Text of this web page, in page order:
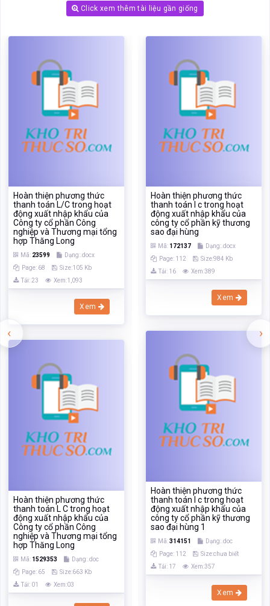
Click xem thêm tài liệu gần giống
Hoàn thiện phương thức
thanh toán L/C trong hoạt
động xuất nhập khẩu của
Công ty cổ phần Công
nghiệp và Thương mại tổng
hợp Thăng Long
Mã: 23599
Dạng:.docx
Page: 68
Size:105 Kb
Tải: 23
Xem:1,093
Xem
Hoàn thiện phương thức
thanh toán L C trong hoạt
động xuất nhập khẩu của
Công ty cổ phần Công
nghiệp và Thương mại tổng
hợp Thăng Long
Mã: 1529353
Dạng:.doc
Page: 65
Size:663 Kb
Tải: 01
Xem:03
Hoàn thiện phương thức
thanh toán l c trong hoạt
động xuất nhập khẩu của
công ty cổ phần kỹ thương
sao đại hùng
Mã: 172137
Dạng:.docx
Page: 112
Size:984 Kb
Tải: 16
Xem:389
Xem
Hoàn thiện phương thức
thanh toán l c trong hoạt
động xuất nhập khẩu của
công ty cổ phần kỹ thương
sao đại hùng 1
Mã:314151
Dạng:.doc
Page: 112
Size:chưa biết
Tải: 17
Xem:357
Xem
‹ ›